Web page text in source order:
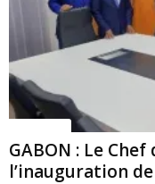
GABON : Le
l’inauguration de